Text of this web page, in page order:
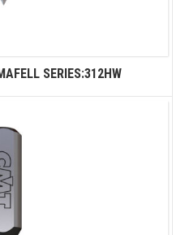
SERIES:312HW